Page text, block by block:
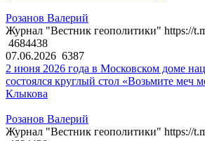
Розанов Валерий
Журнал "Вестник геополитики" https://
4684438
07.06.2026 6387
2 июня 2026 года в Московском доме
состоялся круглый стол «Возьмите меч
Клыкова
Розанов Валерий
Журнал "Вестник геополитики" https://